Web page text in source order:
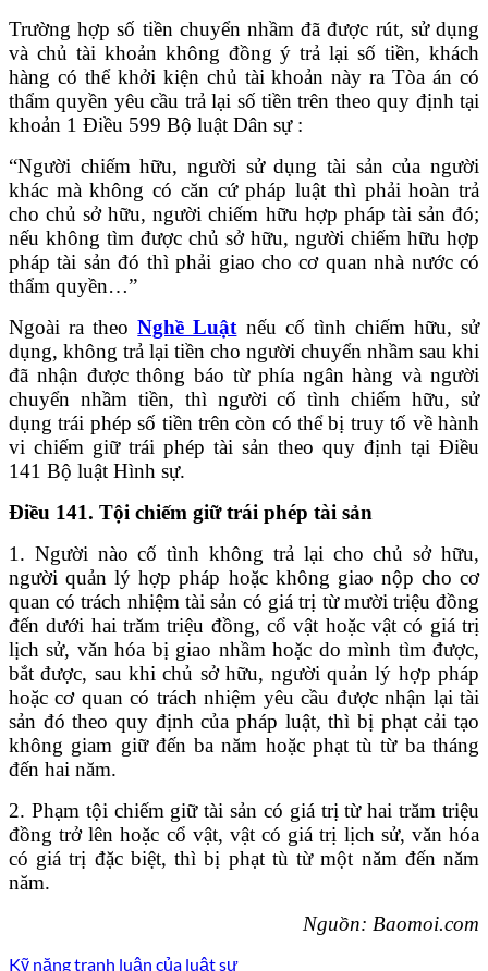
Trường hợp số tiền chuyển nhầm đã được rút, sử dụng
và chủ tài khoản không đồng ý trả lại số tiền, khách
hàng có thể khởi kiện chủ tài khoản này ra Tòa án có
thẩm quyền yêu cầu trả lại số tiền trên theo quy định tại
khoản 1 Điều 599 Bộ luật Dân sự :
“Người chiếm hữu, người sử dụng tài sản của người
khác mà không có căn cứ pháp luật thì phải hoàn trả
cho chủ sở hữu, người chiếm hữu hợp pháp tài sản đó;
nếu không tìm được chủ sở hữu, người chiếm hữu hợp
pháp tài sản đó thì phải giao cho cơ quan nhà nước có
thẩm quyền…”
Ngoài ra theoNghề Luật nếu cố tình chiếm hữu, sử
dụng, không trả lại tiền cho người chuyển nhầm sau khi
đã nhận được thông báo từ phía ngân hàng và người
chuyển nhầm tiền, thì người cố tình chiếm hữu, sử
dụng trái phép số tiền trên còn có thể bị truy tố về hành
vi chiếm giữ trái phép tài sản theo quy định tại Điều
141 Bộ luật Hình sự.
Điều 141. Tội chiếm giữ trái phép tài sản
1. Người nào cố tình không trả lại cho chủ sở hữu,
người quản lý hợp pháp hoặc không giao nộp cho cơ
quan có trách nhiệm tài sản có giá trị từ mười triệu đồng
đến dưới hai trăm triệu đồng, cổ vật hoặc vật có giá trị
lịch sử, văn hóa bị giao nhầm hoặc do mình tìm được,
bắt được, sau khi chủ sở hữu, người quản lý hợp pháp
hoặc cơ quan có trách nhiệm yêu cầu được nhận lại tài
sản đó theo quy định của pháp luật, thì bị phạt cải tạo
không giam giữ đến ba năm hoặc phạt tù từ ba tháng
đến hai năm.
2. Phạm tội chiếm giữ tài sản có giá trị từ hai trăm triệu
đồng trở lên hoặc cổ vật, vật có giá trị lịch sử, văn hóa
có giá trị đặc biệt, thì bị phạt tù từ một năm đến năm
năm.
Nguồn: Baomoi.com
Kỹ năng tranh luận của luật sư